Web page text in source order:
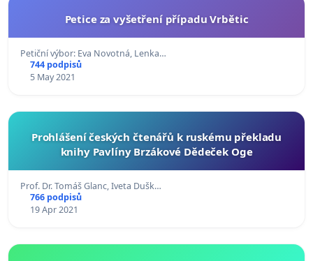
Petice za vyšetření případu Vrbětic
Petiční výbor: Eva Novotná, Lenka…
744 podpisů
5 May 2021
Prohlášení českých čtenářů k ruskému překladu
knihy Pavlíny Brzákové Dědeček Oge
Prof. Dr. Tomáš Glanc, Iveta Dušk…
766 podpisů
19 Apr 2021